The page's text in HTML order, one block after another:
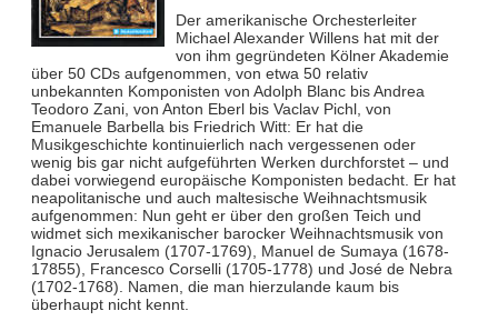
Der amerikanische Orchesterleiter
Michael Alexander Willens hat mit der
von ihm gegründeten Kölner Akademie
über 50 CDs aufgenommen, von etwa 50 relativ
unbekannten Komponisten von Adolph Blanc bis Andrea
Teodoro Zani, von Anton Eberl bis Vaclav Pichl, von
Emanuele Barbella bis Friedrich Witt: Er hat die
Musikgeschichte kontinuierlich nach vergessenen oder
wenig bis gar nicht aufgeführten Werken durchforstet – und
dabei vorwiegend europäische Komponisten bedacht. Er hat
neapolitanische und auch maltesische Weihnachtsmusik
aufgenommen: Nun geht er über den großen Teich und
widmet sich mexikanischer barocker Weihnachtsmusik von
Ignacio Jerusalem (1707-1769), Manuel de Sumaya (1678-
17855), Francesco Corselli (1705-1778) und José de Nebra
(1702-1768). Namen, die man hierzulande kaum bis
überhaupt nicht kennt.